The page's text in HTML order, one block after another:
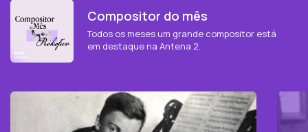
ponto de ter feito carreira também como concertista,
estreando boa parte das suas sonatas e concertos.
Sergei Prokofiev nasceu a 23 de abril de 1891 em Sontsivka,
uma aldeia rural na Ucrânia que no final do século XIX
pertencia ao Império Russo. As aptidões musicais que
premonitórias. Aos nove anos sabia o suficiente para
conceber uma ópera intitulada
O Gigante. Teve como
mestres os mais conceituados professores dos
Compositor do mês
Todos os meses um grande compositor está
em destaque na Antena 2.